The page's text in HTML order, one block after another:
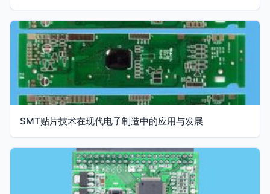
SMT贴片技术在现代电子制造中的应用与发展